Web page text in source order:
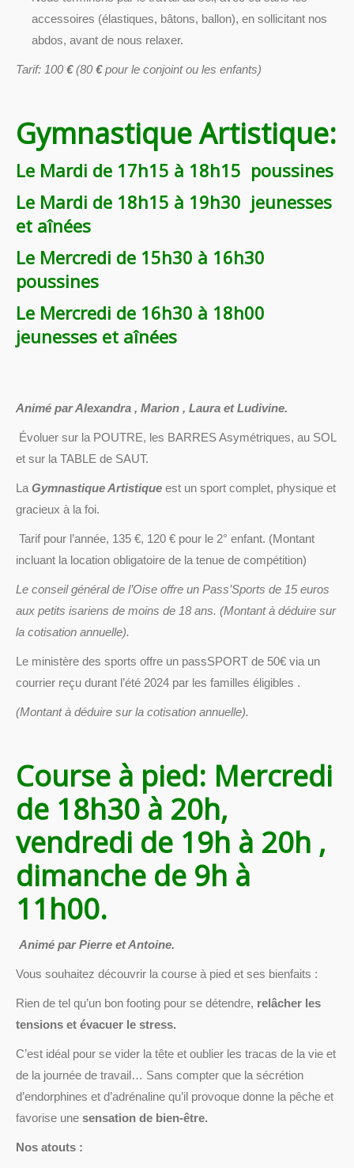
accessoires (élastiques, bâtons, ballon), en sollicitant nos
abdos, avant de nous relaxer.
Tarif: 100€(80€pour le conjoint ou les enfants)
Gymnastique Artistique:
Le Mardi de 17h15 à 18h15 poussines
Le Mardi de 18h15 à 19h30 jeunesses
et aînées
Le Mercredi de 15h30 à 16h30
poussines
Le Mercredi de 16h30 à 18h00
jeunesses et aînées
Animé par Alexandra , Marion , Laura et Ludivine.
Évoluer sur la POUTRE, les BARRES Asymétriques, au SOL
et sur la TABLE de SAUT.
La Gymnastique Artistique est un sport complet, physique et
gracieux à la foi.
Tarif pour l’année, 135 €, 120 € pour le 2° enfant. (Montant
incluant la location obligatoire de la tenue de compétition)
Le conseil général de l’Oise offre un Pass’Sports de 15 euros
aux petits isariens de moins de 18 ans. (Montant à déduire sur
la cotisation annuelle).
Le ministère des sports offre un passSPORT de 50€ via un
courrier reçu durant l’été 2024 par les familles éligibles .
(Montant à déduire sur la cotisation annuelle).
Course à pied: Mercredi
de 18h30 à 20h,
vendredi de 19h à 20h ,
dimanche de 9h à
11h00.
Animé par Pierre et Antoine.
Vous souhaitez découvrir la course à pied et ses bienfaits :
Rien de tel qu’un bon footing pour se détendre, relâcher les
tensions et évacuer le stress.
C’est idéal pour se vider la tête et oublier les tracas de la vie et
de la journée de travail… Sans compter que la sécrétion
d’endorphines et d’adrénaline qu’il provoque donne la pêche et
favorise une sensation de bien-être.
Nos atouts :